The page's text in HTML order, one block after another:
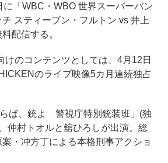
「WBC・WBO 世界スーパーバン
スティーブン・フルトン vs 井上
配信する。
けのコンテンツとしては、4月12日
のライブ映像5カ月連続独占
ば、銃よ 警視庁特別銃装班」(独
仲村トオルと舘ひろしが出演。総
・冲方丁による本格刑事アクショ